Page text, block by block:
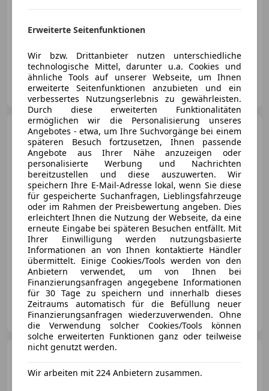
LINHER KOCH
AT-6800 Feldkirch
Porsche 911Carrera GTS T-
Hybrid Cabriolet ''18 Wege+Inno''
€ 258 992 1
04/2026 7 200 km Benzin 398 kW (541 PS)
LINHER KOCH
AT-6800 Feldkirch
Erweiterte Seitenfunktionen
Wir bzw. Drittanbieter nutzen unterschiedliche
technologische Mittel, darunter u.a. Cookies und
ähnliche Tools auf unserer Webseite, um Ihnen
erweiterte Seitenfunktionen anzubieten und ein
verbessertes Nutzungserlebnis zu gewährleisten.
Durch diese erweiterten Funktionalitäten
ermöglichen wir die Personalisierung unseres
Angebotes - etwa, um Ihre Suchvorgänge bei einem
späteren Besuch fortzusetzen, Ihnen passende
Angebote aus Ihrer Nähe anzuzeigen oder
personalisierte Werbung und Nachrichten
bereitzustellen und diese auszuwerten. Wir
speichern Ihre E-Mail-Adresse lokal, wenn Sie diese
für gespeicherte Suchanfragen, Lieblingsfahrzeuge
oder im Rahmen der Preisbewertung angeben. Dies
erleichtert Ihnen die Nutzung der Webseite, da eine
erneute Eingabe bei späteren Besuchen entfällt. Mit
Ihrer Einwilligung werden nutzungsbasierte
Informationen an von Ihnen kontaktierte Händler
übermittelt. Einige Cookies/Tools werden von den
Anbietern verwendet, um von Ihnen bei
Finanzierungsanfragen angegebene Informationen
für 30 Tage zu speichern und innerhalb dieses
Zeitraums automatisch für die Befüllung neuer
Finanzierungsanfragen wiederzuverwenden. Ohne
die Verwendung solcher Cookies/Tools können
solche erweiterten Funktionen ganz oder teilweise
nicht genutzt werden.
Wir arbeiten mit 224 Anbietern zusammen.